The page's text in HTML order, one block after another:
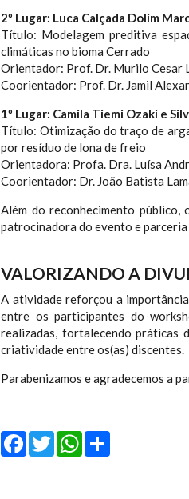
2º Lugar: Luca Calçada Dolim
Título: Modelagem preditiva
climáticas no bioma Cerrado
Orientador: Prof. Dr. Murilo Cesar
Coorientador: Prof. Dr. Jamil
1º Lugar: Camila Tiemi Ozaki e
Título: Otimização do traço de
por resíduo de lona de freio
Orientadora: Profa. Dra. Luísa
Coorientador: Dr. João Batista
Além do reconhecimento público,
patrocinadora do evento e
VALORIZANDO A
A atividade reforçou a
entre os participantes do
realizadas, fortalecendo práticas
criatividade entre os(as) discentes.
Parabenizamos e agradecemos a
Facebook
Twitter
WhatsApp